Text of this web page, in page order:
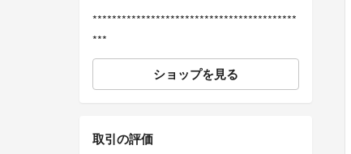
******************************************
***
ショップを見る
取引の評価